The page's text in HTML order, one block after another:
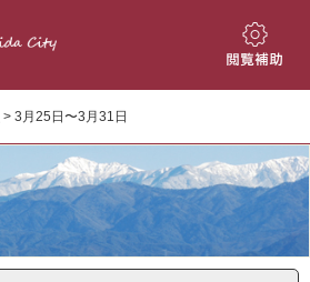
閲
> 3月25日〜3月31日